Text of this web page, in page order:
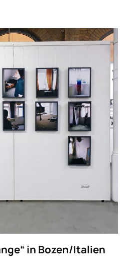
in Bozen/Italien